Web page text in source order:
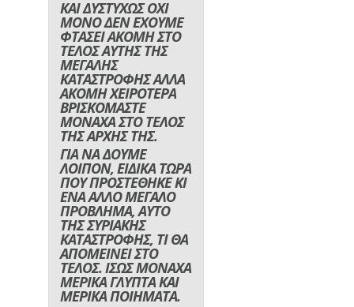
ΚΑΙ ΔΥΣΤΥΧΩΣ ΟΧΙ
ΜΟΝΟ ΔΕΝ ΕΧΟΥΜΕ
ΦΤΑΣΕΙ ΑΚΟΜΗ ΣΤΟ
ΤΕΛΟΣ ΑΥΤΗΣ ΤΗΣ
ΜΕΓΑΛΗΣ
ΚΑΤΑΣΤΡΟΦΗΣ ΑΛΛΑ
ΑΚΟΜΗ ΧΕΙΡΟΤΕΡΑ
ΒΡΙΣΚΟΜΑΣΤΕ
ΜΟΝΑΧΑ ΣΤΟ ΤΕΛΟΣ
ΤΗΣ ΑΡΧΗΣ ΤΗΣ.
ΓΙΑ ΝΑ ΔΟΥΜΕ
ΛΟΙΠΟΝ, ΕΙΔΙΚΑ ΤΩΡΑ
ΠΟΥ ΠΡΟΣΤΕΘΗΚΕ ΚΙ
ΕΝΑ ΑΛΛΟ ΜΕΓΑΛΟ
ΠΡΟΒΛΗΜΑ, ΑΥΤΟ
ΤΗΣ ΣΥΡΙΑΚΗΣ
ΚΑΤΑΣΤΡΟΦΗΣ, ΤΙ ΘΑ
ΑΠΟΜΕΙΝΕΙ ΣΤΟ
ΤΕΛΟΣ. ΙΣΩΣ ΜΟΝΑΧΑ
ΜΕΡΙΚΑ ΓΛΥΠΤΑ ΚΑΙ
ΜΕΡΙΚΑ ΠΟΙΗΜΑΤΑ.